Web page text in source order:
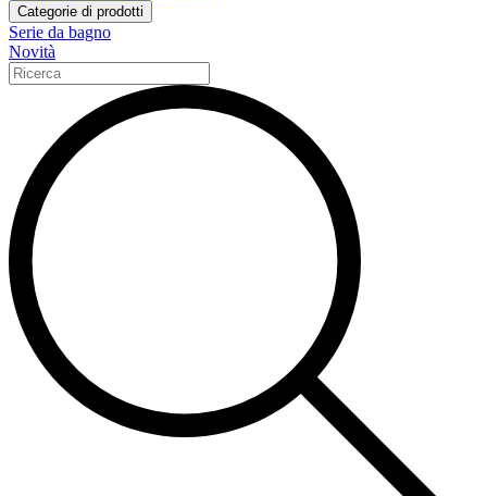
Categorie di prodotti
Serie da bagno
Novità